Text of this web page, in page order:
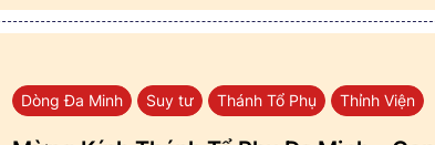
Dòng Đa Minh Suy tư Thánh Tổ Phụ Thỉnh Viện